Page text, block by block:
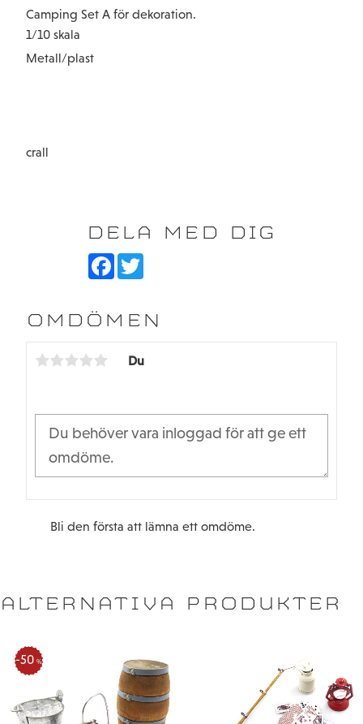
Camping Set A för dekoration.
1/10 skala
Metall/plast
crall
DELA MED DIG
F
b
o
T
t
e
OMDÖMEN
Du
Bli den första att lämna ett omdöme.
ALTERNATIVA PRODUKTER
50 %